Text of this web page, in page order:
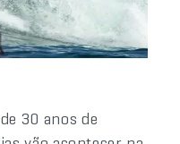
30 anos de